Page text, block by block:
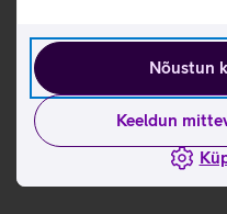
Nõustun
Keeldun